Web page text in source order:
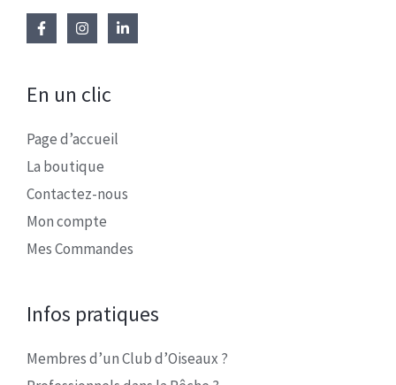
En un clic
Page d’accueil
La boutique
Contactez-nous
Mon compte
Mes Commandes
Infos pratiques
Membres d’un Club d’Oiseaux ?